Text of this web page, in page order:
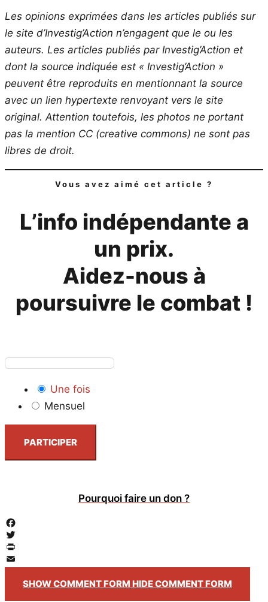
Les opinions exprimées dans les articles publiés sur
le site d’Investig’Action n’engagent que le ou les
auteurs. Les articles publiés par Investig’Action et
dont la source indiquée est « Investig’Action »
peuvent être reproduits en mentionnant la source
avec un lien hypertexte renvoyant vers le site
original. Attention toutefois, les photos ne portant
pas la mention CC (creative commons) ne sont pas
libres de droit.
Vous avez aimé cet article ?
L’info indépendante a
un prix.
Aidez-nous à
poursuivre le combat !
Une fois
Mensuel
PARTICIPER
Pourquoi faire un don ?
Facebook
Twitter
PrintFriendly
Email
SHOW COMMENT FORM HIDE COMMENT FORM